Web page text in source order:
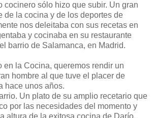
cocinero sólo hizo que subir. Un gran
de la cocina y de los deportes de
nos deleitaba con sus recetas en
y cocinaba en su restaurante
barrio de Salamanca, en Madrid.
en la Cocina, queremos rendir un
hombre al que tuve el placer de
hace unos años.
Un plato de su amplio recetario que
por las necesidades del momento y